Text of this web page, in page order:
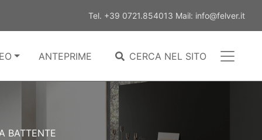
Tel. +39 0721.854013 Mail: info@felver.it
ANTEPRIME CERCA NEL SITO
BATTENTE